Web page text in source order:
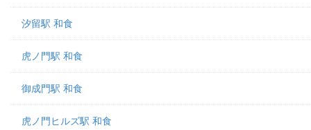
汐留駅 和食
虎ノ門駅 和食
御成門駅 和食
虎ノ門ヒルズ駅 和食